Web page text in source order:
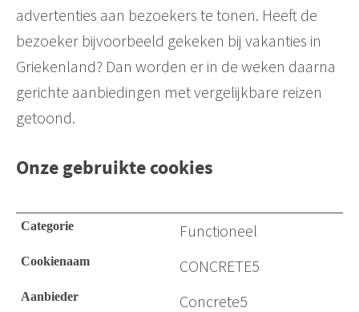
advertenties aan bezoekers te tonen. Heeft de
bezoeker bijvoorbeeld gekeken bij vakanties in
Griekenland? Dan worden er in de weken daarna
gerichte aanbiedingen met vergelijkbare reizen
getoond.
Onze gebruikte cookies
Functioneel
CONCRETE5
Concrete5